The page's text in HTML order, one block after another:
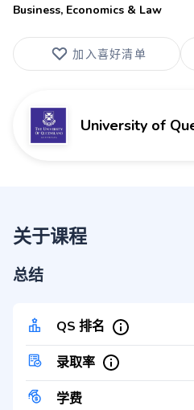
Business, Economics & Law
加入喜好清单
University of
关于课程
总结
QS 排名
录取率
学费